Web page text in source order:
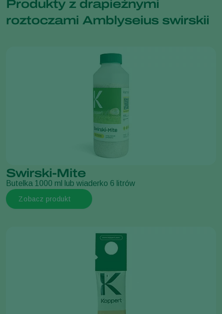
Produkty z drapieżnymi
roztoczami Amblyseius swirskii
Swirski-Mite
Butelka 1000 ml lub wiaderko 6 litrów
Zobacz produkt